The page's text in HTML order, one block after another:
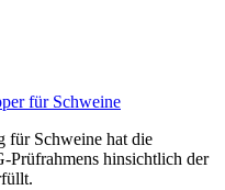
für Schweine
für Schweine hat die
Prüfrahmens hinsichtlich der